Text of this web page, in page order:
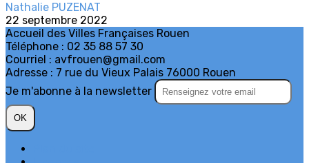
Nathalie PUZENAT
22 septembre 2022
Accueil des Villes Françaises Rouen
Téléphone : 02 35 88 57 30
Courriel : avfrouen@gmail.com
Adresse : 7 rue du Vieux Palais 76000 Rouen
Je m'abonne à la newsletter
OK